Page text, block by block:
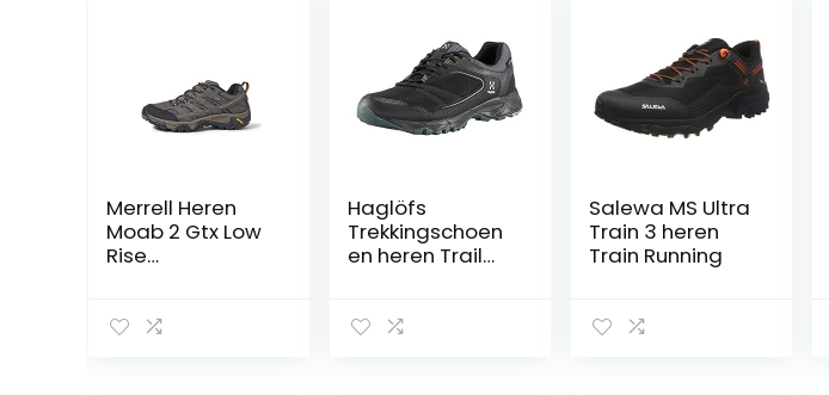
Merrell Heren
Moab 2 Gtx Low
Rise
Haglöfs
Trekkingschoen
en heren Trail
ademend,
Salewa MS Ultra
Train 3 heren
Train Running